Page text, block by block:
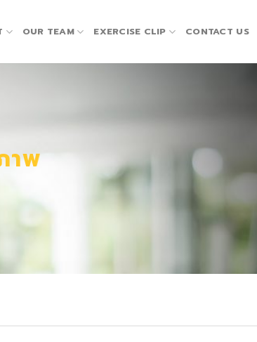
OUR TEAM EXERCISE CLIP CONTACT US
าพ